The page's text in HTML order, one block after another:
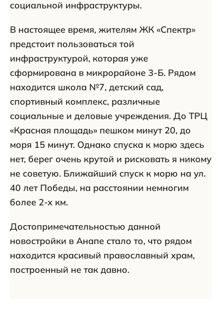
социальной инфраструктуры.
В настоящее время, жителям ЖК «Спектр»
предстоит пользоваться той
инфраструктурой, которая уже
сформирована в микрорайоне 3-Б. Рядом
находится школа №7, детский сад,
спортивный комплекс, различные
социальные и деловые учреждения. До ТРЦ
«Красная площадь» пешком минут 20, до
моря 15 минут. Однако спуска к морю здесь
нет, берег очень крутой и рисковать я никому
не советую. Ближайший спуск к морю на ул.
40 лет Победы, на расстоянии немногим
более 2-х км.
Достопримечательностью данной
новостройки в Анапе стало то, что рядом
находится красивый православный храм,
построенный не так давно.